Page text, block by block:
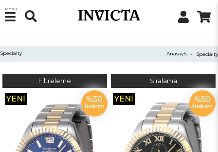
Menü
Anasayfa Specialty
Specialty
Filtreleme Sıralama
%50
İndirim
YENI
%50
İndirim
YENI